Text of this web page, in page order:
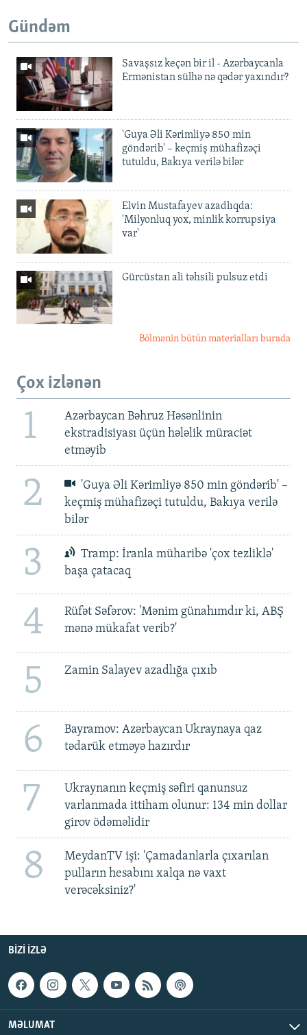
Gündəm
Savaşsız keçən bir il - Azərbaycanla
Ermənistan sülhə nə qədər yaxındır?
'Guya Əli Kərimliyə 850 min
göndərib' – keçmiş mühafizəçi
tutuldu, Bakıya verilə bilər
Elvin Mustafayev azadlıqda:
'Milyonluq yox, minlik korrupsiya
var'
Gürcüstan ali təhsili pulsuz etdi
Bölmənin bütün materialları burada
Çox izlənən
1
Azərbaycan Bəhruz Həsənlinin
ekstradisiyası üçün hələlik müraciət
etməyib
2
'Guya Əli Kərimliyə 850 min göndərib' –
keçmiş mühafizəçi tutuldu, Bakıya verilə
bilər
3
Tramp: İranla müharibə 'çox tezliklə'
başa çatacaq
4
Rüfət Səfərov: 'Mənim günahımdır ki, ABŞ
mənə mükafat verib?'
5 Zamin Salayev azadlığa çıxıb
6
Bayramov: Azərbaycan Ukraynaya qaz
tədarük etməyə hazırdır
7
Ukraynanın keçmiş səfiri qanunsuz
varlanmada ittiham olunur: 134 min dollar
girov ödəməlidir
8
MeydanTV işi: 'Çamadanlarla çıxarılan
pulların hesabını xalqa nə vaxt
verəcəksiniz?'
BIZI IZLƏ
MƏLUMAT